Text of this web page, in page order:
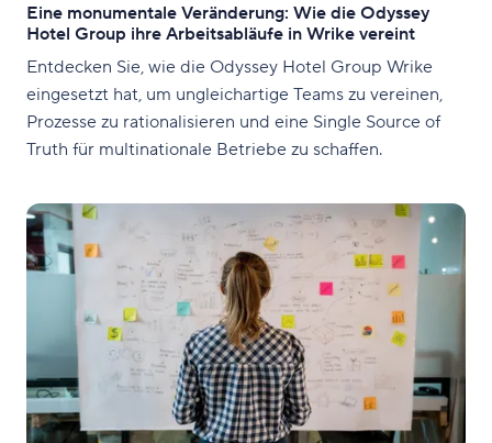
Eine monumentale Veränderung: Wie die Odyssey
Hotel Group ihre Arbeitsabläufe in Wrike vereint
Entdecken Sie, wie die Odyssey Hotel Group Wrike
eingesetzt hat, um ungleichartige Teams zu vereinen,
Prozesse zu rationalisieren und eine Single Source of
Truth für multinationale Betriebe zu schaffen.